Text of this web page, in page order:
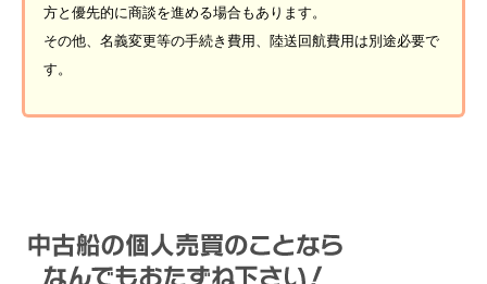
方と優先的に商談を進める場合もあります。
その他、名義変更等の手続き費用、陸送回航費用は別途必要で
す。